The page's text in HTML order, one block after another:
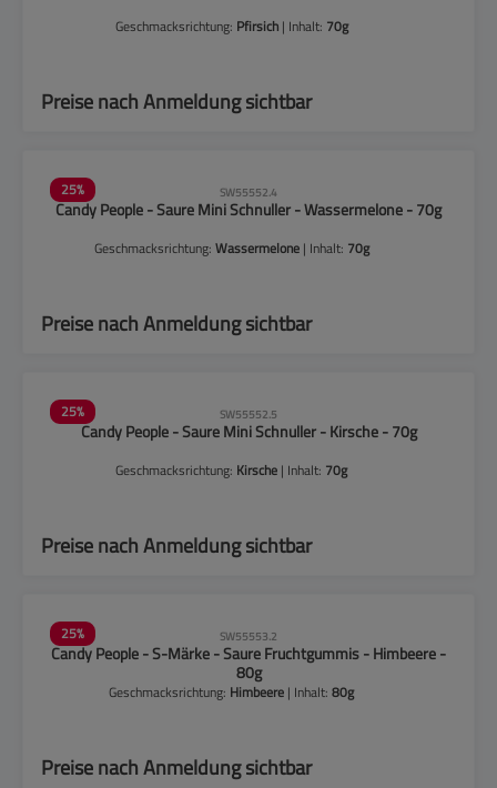
Geschmacksrichtung: Pfirsich | Inhalt: 70g
Preise nach Anmeldung sichtbar
25% SW55552.4
Candy People - Saure Mini Schnuller - Wassermelone - 70g
Geschmacksrichtung: Wassermelone | Inhalt: 70g
Preise nach Anmeldung sichtbar
25% SW55552.5
Candy People - Saure Mini Schnuller - Kirsche - 70g
Geschmacksrichtung: Kirsche | Inhalt: 70g
Preise nach Anmeldung sichtbar
25% SW55553.2
Candy People - S-Märke - Saure Fruchtgummis - Himbeere -
80g
Geschmacksrichtung: Himbeere | Inhalt:80g
Preise nach Anmeldung sichtbar